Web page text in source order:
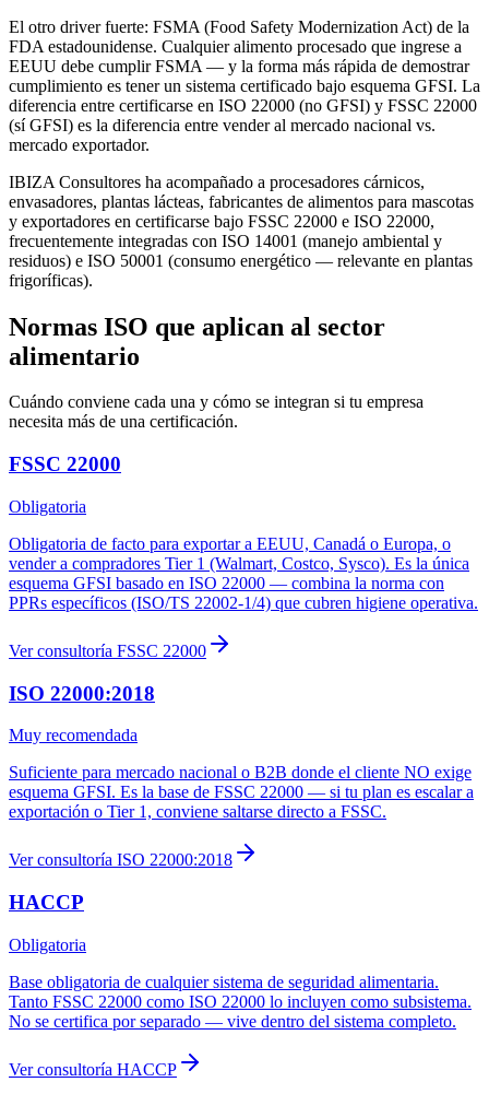
El otro driver fuerte: FSMA (Food Safety Modernization Act) de la
FDA estadounidense. Cualquier alimento procesado que ingrese a
EEUU debe cumplir FSMA — y la forma más rápida de demostrar
cumplimiento es tener un sistema certificado bajo esquema GFSI. La
diferencia entre certificarse en ISO 22000 (no GFSI) y FSSC 22000
(sí GFSI) es la diferencia entre vender al mercado nacional vs.
mercado exportador.
IBIZA Consultores ha acompañado a procesadores cárnicos,
envasadores, plantas lácteas, fabricantes de alimentos para mascotas
y exportadores en certificarse bajo FSSC 22000 e ISO 22000,
frecuentemente integradas con ISO 14001 (manejo ambiental y
residuos) e ISO 50001 (consumo energético — relevante en plantas
frigoríficas).
Normas ISO que aplican al sector
alimentario
Cuándo conviene cada una y cómo se integran si tu empresa
necesita más de una certificación.
FSSC 22000
Obligatoria
Obligatoria de facto para exportar a EEUU, Canadá o Europa, o
vender a compradores Tier 1 (Walmart, Costco, Sysco). Es la única
esquema GFSI basado en ISO 22000 — combina la norma con
PPRs específicos (ISO/TS 22002-1/4) que cubren higiene operativa.
Ver consultoría FSSC 22000
ISO 22000:2018
Muy recomendada
Suficiente para mercado nacional o B2B donde el cliente NO exige
esquema GFSI. Es la base de FSSC 22000 — si tu plan es escalar a
exportación o Tier 1, conviene saltarse directo a FSSC.
Ver consultoría ISO 22000:2018
HACCP
Obligatoria
Base obligatoria de cualquier sistema de seguridad alimentaria.
Tanto FSSC 22000 como ISO 22000 lo incluyen como subsistema.
No se certifica por separado — vive dentro del sistema completo.
Ver consultoría HACCP